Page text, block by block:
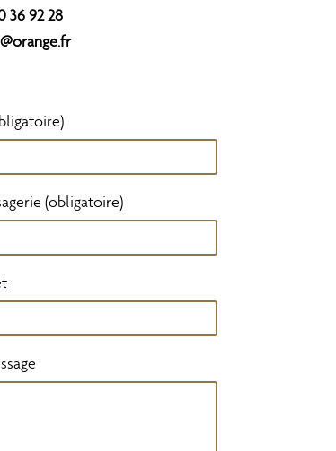
36 92 28
(obligatoire)